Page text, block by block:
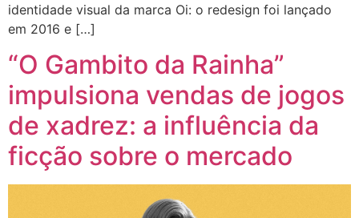
identidade visual da marca Oi: o redesign foi lançado
em 2016 e […]
“O Gambito da Rainha”
impulsiona vendas de jogos
de xadrez: a influência da
ficção sobre o mercado